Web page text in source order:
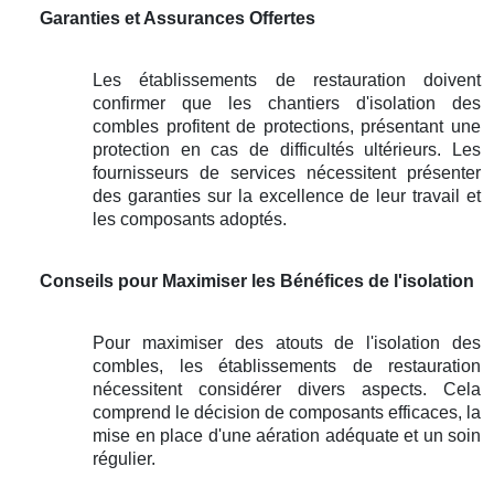
Garanties et Assurances Offertes
Les établissements de restauration doivent
confirmer que les chantiers d'isolation des
combles profitent de protections, présentant une
protection en cas de difficultés ultérieurs. Les
fournisseurs de services nécessitent présenter
des garanties sur la excellence de leur travail et
les composants adoptés.
Conseils pour Maximiser les Bénéfices de l'isolation
Pour maximiser des atouts de l'isolation des
combles, les établissements de restauration
nécessitent considérer divers aspects. Cela
comprend le décision de composants efficaces, la
mise en place d'une aération adéquate et un soin
régulier.